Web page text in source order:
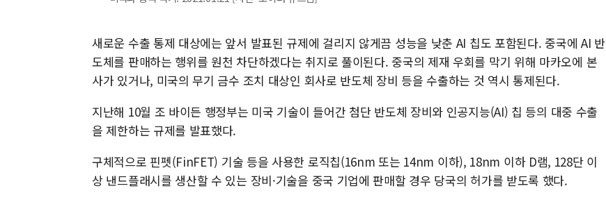
새로운 수출 통제 대상에는 앞서 발표된 규제에 걸리지 않게끔 성능을 낮춘 AI 칩도 포함된다. 중국에 AI 반
도체를 판매하는 행위를 원천 차단하겠다는 취지로 풀이된다. 중국의 제재 우회를 막기 위해 마카오에 본
사가 있거나, 미국의 무기 금수 조치 대상인 회사로 반도체 장비 등을 수출하는 것 역시 통제된다.
지난해 10월 조 바이든 행정부는 미국 기술이 들어간 첨단 반도체 장비와 인공지능(AI) 칩 등의 대중 수출
을 제한하는 규제를 발표했다.
구체적으로 핀펫(FinFET) 기술 등을 사용한 로직칩(16nm 또는 14nm 이하), 18nm 이하 D램, 128단 이
상 낸드플래시를 생산할 수 있는 장비·기술을 중국 기업에 판매할 경우 당국의 허가를 받도록 했다.